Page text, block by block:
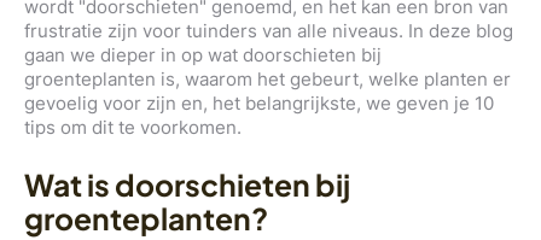
wordt "doorschieten" genoemd, en het kan een bron van
frustratie zijn voor tuinders van alle niveaus. In deze blog
gaan we dieper in op wat doorschieten bij
groenteplanten is, waarom het gebeurt, welke planten er
gevoelig voor zijn en, het belangrijkste, we geven je 10
tips om dit te voorkomen.
Wat is doorschieten bij
groenteplanten?